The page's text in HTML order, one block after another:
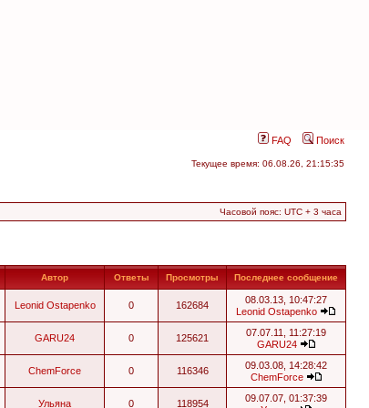
FAQ Поиск
Текущее время: 06.08.26, 21:15:35
Часовой пояс: UTC + 3 часа
Автор Ответы Просмотры Последнее сообщение
Leonid Ostapenko 0 162684
08.03.13, 10:47:27
Leonid Ostapenko
GARU24 0 125621
07.07.11, 11:27:19
GARU24
ChemForce 0 116346
09.03.08, 14:28:42
ChemForce
Ульяна 0 118954
09.07.07, 01:37:39